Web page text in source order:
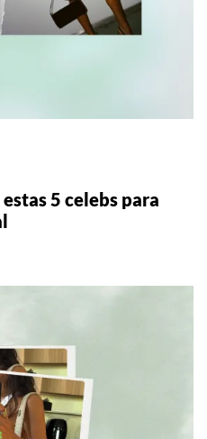
5 celebs para